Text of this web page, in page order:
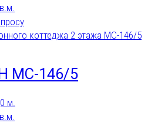
МС-146/5
м.